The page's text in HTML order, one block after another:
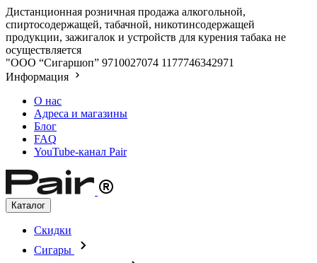
Дистанционная розничная продажа алкогольной,
спиртосодержащей, табачной, никотинсодержащей
продукции, зажигалок и устройств для курения табака не
осуществляется
"ООО “Сигаршоп” 9710027074 1177746342971
Информация
О нас
Адреса и магазины
Блог
FAQ
YouTube-канал Pair
Каталог
Скидки
Сигары